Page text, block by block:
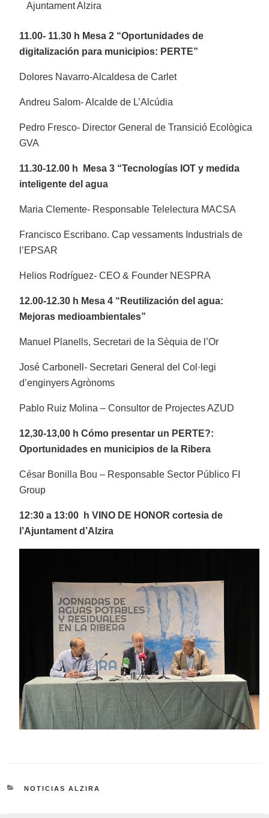
Ajuntament Alzira
11.00- 11.30 h Mesa 2 “Oportunidades de
digitalización para municipios: PERTE”
Dolores Navarro-Alcaldesa de Carlet
Andreu Salom- Alcalde de L’Alcúdia
Pedro Fresco- Director General de Transició Ecològica
GVA
11.30-12.00 h Mesa 3 “Tecnologías IOT y medida
inteligente del agua
Maria Clemente- Responsable Telelectura MACSA
Francisco Escribano. Cap vessaments Industrials de
l’EPSAR
Helios Rodríguez- CEO & Founder NESPRA
12.00-12.30 h Mesa 4 “Reutilización del agua:
Mejoras medioambientales”
Manuel Planells, Secretari de la Sèquia de l’Or
José Carbonell- Secretari General del Col·legi
d’enginyers Agrònoms
Pablo Ruiz Molina – Consultor de Projectes AZUD
12,30-13,00 h Cómo presentar un PERTE?:
Oportunidades en municipios de la Ribera
César Bonilla Bou – Responsable Sector Público FI
Group
12:30 a 13:00 h VINO DE HONOR cortesia de
l’Ajuntament d’Alzira
CATEGORÍAS
NOTICIAS ALZIRA